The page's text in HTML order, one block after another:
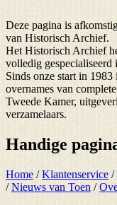
Deze pagina is
van Historisch Archief.
Het Historisch Archief
volledig gespecialiseerd
Sinds onze start in
overnames van
Tweede Kamer,
verzamelaars.
Handige
Home /Klantenservice /
/Nieuws van Toen /